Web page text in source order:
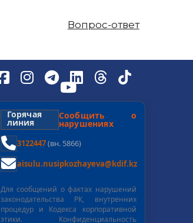
Вопрос-ответ
Горячая
линия
Сообщить о
нарушениях
3122447(вн. 5866)
aisulu.nusipkozhayeva@kdif.kz
Для сообщений о фактах нарушений
законодательства РК, внутренних
процедур и Кодекса корпоративной
этики. Конфиденциальность